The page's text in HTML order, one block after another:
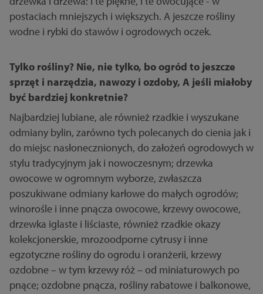
postaciach mniejszych i większych. A jeszcze rośliny
wodne i rybki do stawów i ogrodowych oczek.
Tylko rośliny? Nie, nie tylko, bo ogród to jeszcze
sprzęt i narzędzia, nawozy i ozdoby, A jeśli miałoby
być bardziej konkretnie?
Najbardziej lubiane, ale również rzadkie i wyszukane
odmiany bylin, zarówno tych polecanych do cienia jak i
do miejsc nasłonecznionych, do założeń ogrodowych w
stylu tradycyjnym jak i nowoczesnym; drzewka
owocowe w ogromnym wyborze, zwłaszcza
poszukiwane odmiany karłowe do małych ogrodów;
winorośle i inne pnącza owocowe, krzewy owocowe,
drzewka iglaste i liściaste, również rzadkie okazy
kolekcjonerskie, mrozoodporne cytrusy i inne
egzotyczne rośliny do ogrodu i oranżerii, krzewy
ozdobne – w tym krzewy róż – od miniaturowych po
pnące; ozdobne pnącza, rośliny rabatowe i balkonowe,